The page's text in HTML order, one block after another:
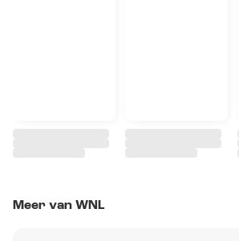
Meer van WNL